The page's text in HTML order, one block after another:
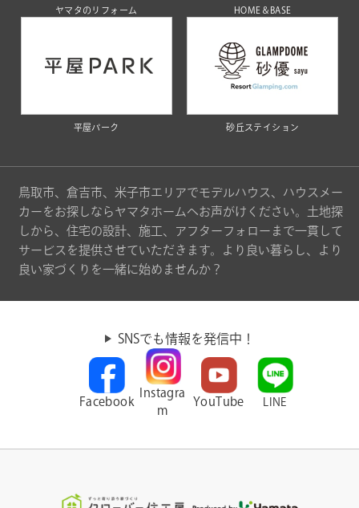
ヤマタのリフォーム HOME＆BASE
平屋パーク 砂丘ステイション
鳥取市、倉吉市、米子市エリアでモデルハウス、ハウスメー
カーをお探しならヤマタホームへお声がけください。土地探
しから、住宅の設計、施工、アフターフォローまで一貫して
サービスを提供させていただきます。より良い暮らし、より
良い家づくりを一緒に始めませんか？
SNSでも情報を発信中！
Facebook
Instagra
m
YouTube LINE